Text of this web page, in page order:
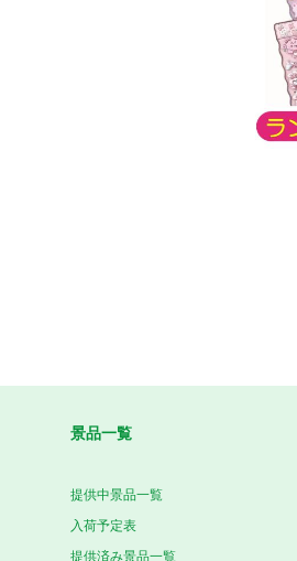
景品一覧
提供中景品一覧
入荷予定表
提供済み景品一覧